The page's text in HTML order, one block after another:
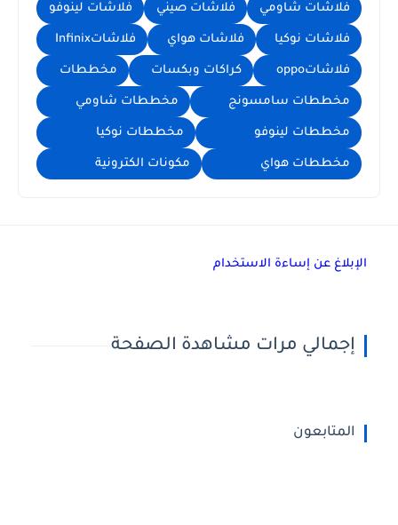
فلاشات شاومي فلاشات صيني فلاشات لينوفو
فلاشات نوكيا فلاشات هواي فلاشاتInfinix
فلاشاتoppo كراكات وبكسات مخططات
مخططات سامسونج مخططات شاومي
مخططات لينوفو مخططات نوكيا
مخططات هواي مكونات الكترونية
الإبلاغ عن إساءة الاستخدام
إجمالي مرات مشاهدة الصفحة
المتابعون